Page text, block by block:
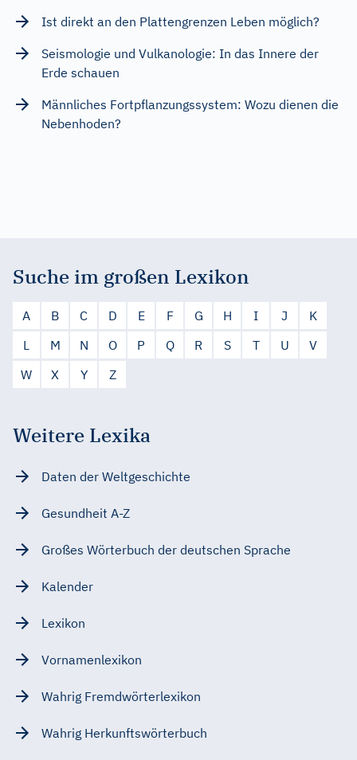
Ist direkt an den Plattengrenzen Leben möglich?
Seismologie und Vulkanologie: In das Innere der
Erde schauen
Männliches Fortpflanzungssystem: Wozu dienen die
Nebenhoden?
Suche im großen Lexikon
A B C D E F G H I J
K
L
M N O P Q R S T U
V
W
X Y Z
Weitere Lexika
Daten der Weltgeschichte
Gesundheit A-Z
Großes Wörterbuch der deutschen Sprache
Kalender
Lexikon
Vornamenlexikon
Wahrig Fremdwörterlexikon
Wahrig Herkunftswörterbuch